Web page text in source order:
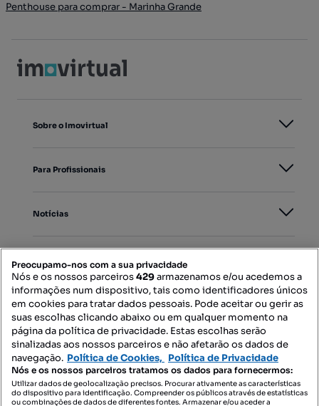
Penthouse para comprar - Marinha Grande
Sobre o Imovirtual
Para Profissionais
Notícias
Mapa do Site
Contacte-nos
SIGA-NOS:
Preocupamo-nos com a sua privacidade
Nós e os nossos parceiros429armazenamos e/ou acedemos a
informações num dispositivo, tais como identificadores únicos
em cookies para tratar dados pessoais. Pode aceitar ou gerir as
suas escolhas clicando abaixo ou em qualquer momento na
página da política de privacidade. Estas escolhas serão
sinalizadas aos nossos parceiros e não afetarão os dados de
navegação. Política de Cookies, Política de Privacidade
Nós e os nossos parceiros tratamos os dados para fornecermos:
Utilizar dados de geolocalização precisos. Procurar ativamente as características
do dispositivo para identificação. Compreender os públicos através de estatísticas
ou combinações de dados de diferentes fontes. Armazenar e/ou aceder a